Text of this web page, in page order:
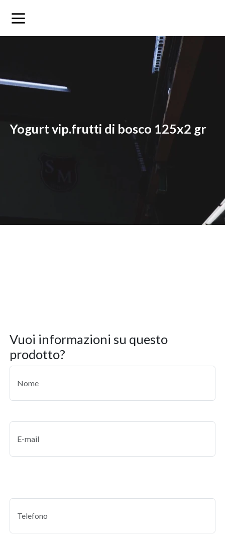
yogurt vip.frutti di bosco 125x2 gr
vuoi informazioni su questo
prodotto?